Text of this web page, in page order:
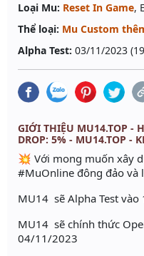
Loại Mu: Reset In Game,
Thể loại: Mu Custom
Alpha Test: 03/11/2023
GIỚI THIỆU MU14.TOP -
DROP: 5% - MU14.TOP -
💥 Với mong muốn xây
#MuOnline đông đảo và
MU14 sẽ Alpha Test
MU14 sẽ chính thức
04/11/2023